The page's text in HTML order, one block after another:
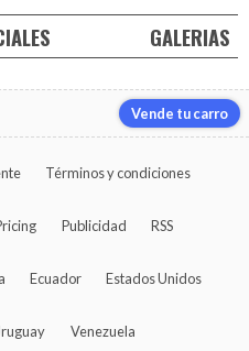
GALERIAS
Vende tu carro
Términos y condiciones
Publicidad RSS
Ecuador Estados Unidos
Venezuela